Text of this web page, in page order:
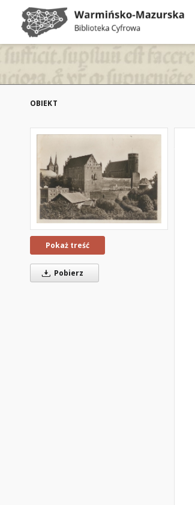
OBIEKT
Pokaż treść
Pobierz